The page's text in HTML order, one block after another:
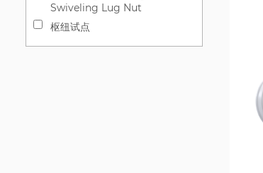
Swiveling Lug Nut
枢纽试点